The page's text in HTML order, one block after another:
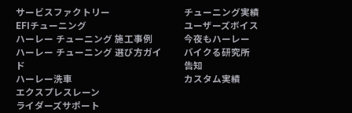
サービスファクトリー
EFIチューニング
ハーレー チューニング 施工事例
ハーレー チューニング 選び方ガイ
ド
ハーレー洗車
エクスプレスレーン
ライダーズサポート
チューニング実績
ユーザーズボイス
今夜もハーレー
バイクる研究所
告知
カスタム実績